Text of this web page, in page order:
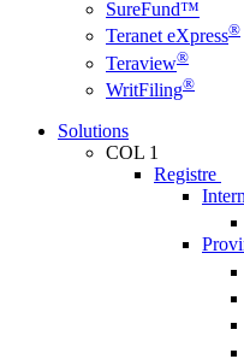
SureFund™
Teranet eXpress®
Teraview®
WritFiling®
Solutions
COL 1
Registre